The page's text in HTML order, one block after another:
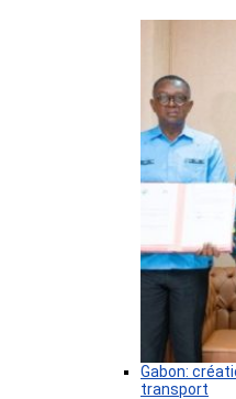
Gabon:
transport